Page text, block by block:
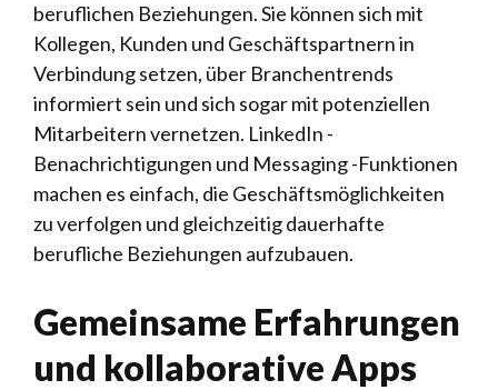
beruflichen Beziehungen. Sie können sich mit
Kollegen, Kunden und Geschäftspartnern in
Verbindung setzen, über Branchentrends
informiert sein und sich sogar mit potenziellen
Mitarbeitern vernetzen. LinkedIn -
Benachrichtigungen und Messaging -Funktionen
machen es einfach, die Geschäftsmöglichkeiten
zu verfolgen und gleichzeitig dauerhafte
berufliche Beziehungen aufzubauen.
Gemeinsame Erfahrungen
und kollaborative Apps